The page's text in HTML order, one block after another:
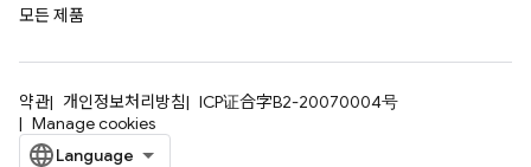
모든 제품
약관 개인정보처리방침
ICP证合字B2-20070004号
Manage cookies